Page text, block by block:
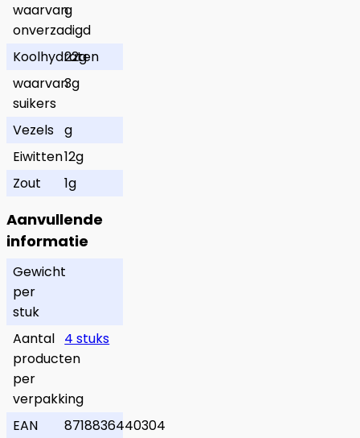
waarvan
onverzadigd
g
Koolhydraten
22g
waarvan
suikers
3g
Vezels g
Eiwitten12g
Zout
1g
Aanvullende
informatie
Gewicht
per
stuk
Aantal
producten
per
verpakking
4 stuks
EAN 8718836440304